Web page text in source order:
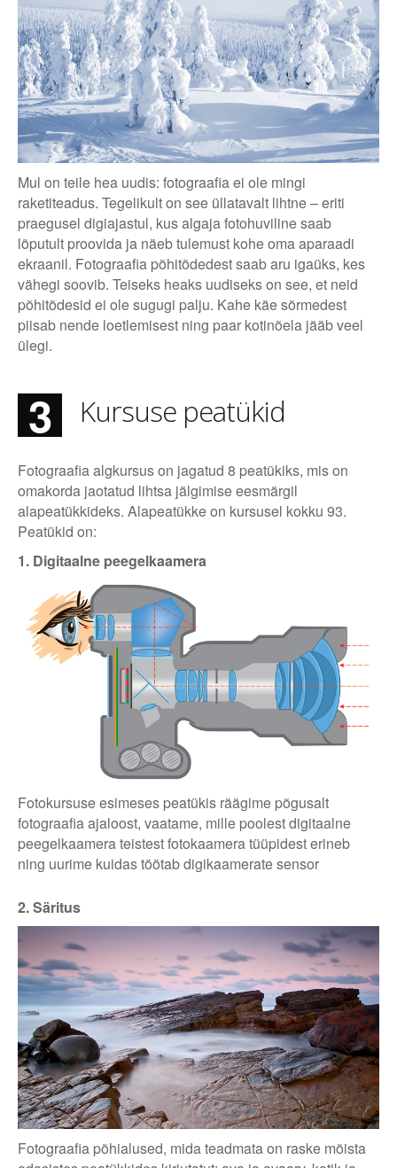
Mul on teile hea uudis: fotograafia ei ole mingi
raketiteadus. Tegelikult on see üllatavalt lihtne – eriti
praegusel digiajastul, kus algaja fotohuviline saab
lõputult proovida ja näeb tulemust kohe oma aparaadi
ekraanil. Fotograafia põhitõdedest saab aru igaüks, kes
vähegi soovib. Teiseks heaks uudiseks on see, et neid
põhitõdesid ei ole sugugi palju. Kahe käe sõrmedest
piisab nende loetlemisest ning paar kotinõela jääb veel
ülegi.
3 Kursuse peatükid
Fotograafia algkursus on jagatud 8 peatükiks, mis on
omakorda jaotatud lihtsa jälgimise eesmärgil
alapeatükkideks. Alapeatükke on kursusel kokku 93.
Peatükid on:
1. Digitaalne peegelkaamera
Fotokursuse esimeses peatükis räägime põgusalt
fotograafia ajaloost, vaatame, mille poolest digitaalne
peegelkaamera teistest fotokaamera tüüpidest erineb
ning uurime kuidas töötab digikaamerate sensor
2. Säritus
Fotograafia põhialused, mida teadmata on raske mõista